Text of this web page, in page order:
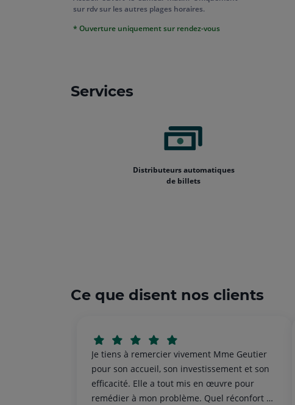
sur rdv sur les autres plages horaires.
* Ouverture uniquement sur rendez-vous
Services
Distributeurs automatiques
de billets
Ce que disent nos clients
Je tiens à remercier vivement Mme Geutier
pour son accueil, son investissement et son
efficacité. Elle a tout mis en œuvre pour
remédier à mon problème. Quel réconfort de